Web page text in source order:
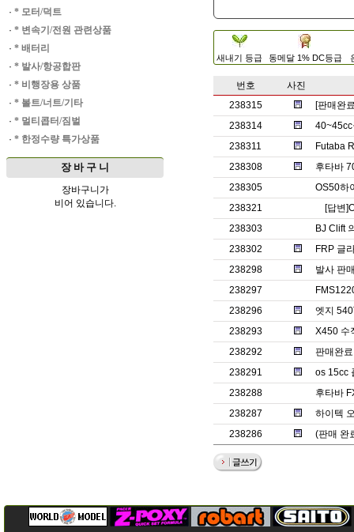
· * 모터/덕트
· * 변속기/전원 관련상품
· * 배터리
· * 발사/항공합판
· * 비행장용 상품
· * 볼트/너트/기타
· * 멀티콥터/짐벌
· * 한정수량 특가상품
장 바 구 니
장바구니가
비어 있습니다.
새내기 등급 동메달 1% DC등급
번호
사진
238315
[판매완
238314
40~45cc
238311
Futaba
238308
후타바
238305
OS50하
238321
[답변
238303
BJ Clift
238302
FRP 글
238298
발사 판
238297
238296
엣지
238293
X450 수
238292
판매완
238291
os 15cc
238288
후타바
238287
하이텍
238286
(판매 완